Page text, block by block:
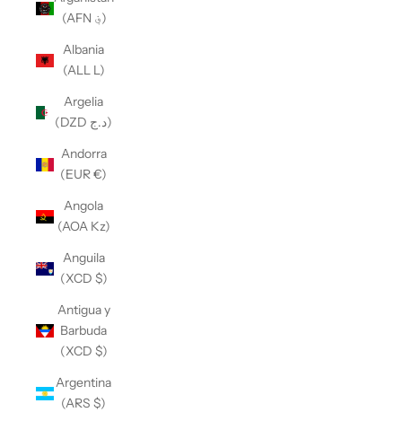
(AFN ؋)
Albania
(ALL L)
Argelia
(DZD د.ج)
Andorra
(EUR €)
Angola
(AOA Kz)
Anguila
(XCD $)
Antigua y
Barbuda
(XCD $)
Argentina
(ARS $)